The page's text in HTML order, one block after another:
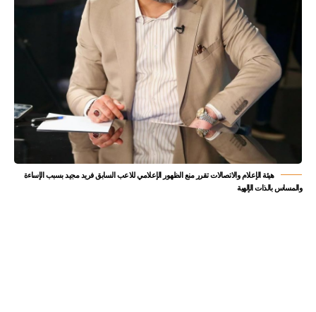
هيئة الإعلام والاتصالات تقرر منع الظهور الإعلامي للاعب السابق فريد مجيد بسبب الإساءة
والمساس بالذات الإلهية